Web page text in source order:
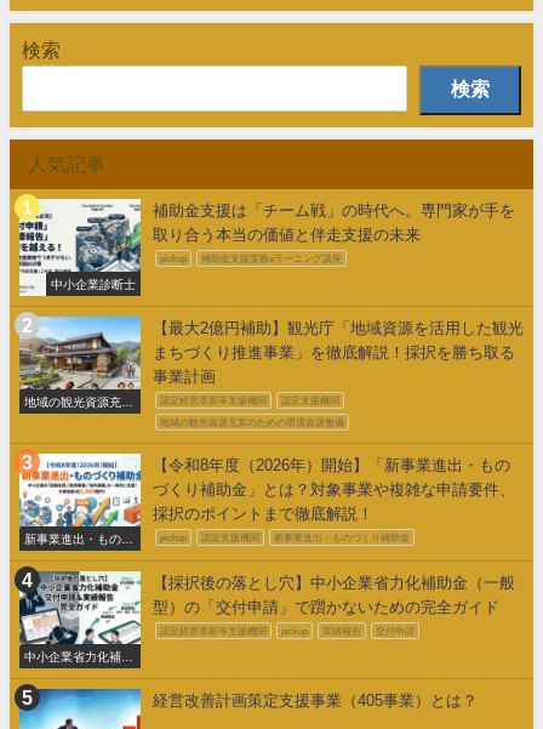
検索
検索
人気記事
中小企業診断士
補助金支援は「チーム戦」の時代へ。専門家が手を
取り合う本当の価値と伴走支援の未来
pickup 補助金支援実務eラーニング講座
地域の観光資源充実
【最大2億円補助】観光庁「地域資源を活用した観光
まちづくり推進事業」を徹底解説！採択を勝ち取る
事業計画
認定経営革新等支援機関 認定支援機関
地域の観光資源充実のための環境資源整備
新事業進出・ものづ
【令和8年度（2026年）開始】「新事業進出・もの
づくり補助金」とは？対象事業や複雑な申請要件、
採択のポイントまで徹底解説！
pickup 認定支援機関 新事業進出・ものづくり補助金
中小企業省力化補助
【採択後の落とし穴】中小企業省力化補助金（一般
型）の「交付申請」で躓かないための完全ガイド
認定経営革新等支援機関 pickup 実績報告 交付申請
経営改善計画策定支援事業（405事業）とは？